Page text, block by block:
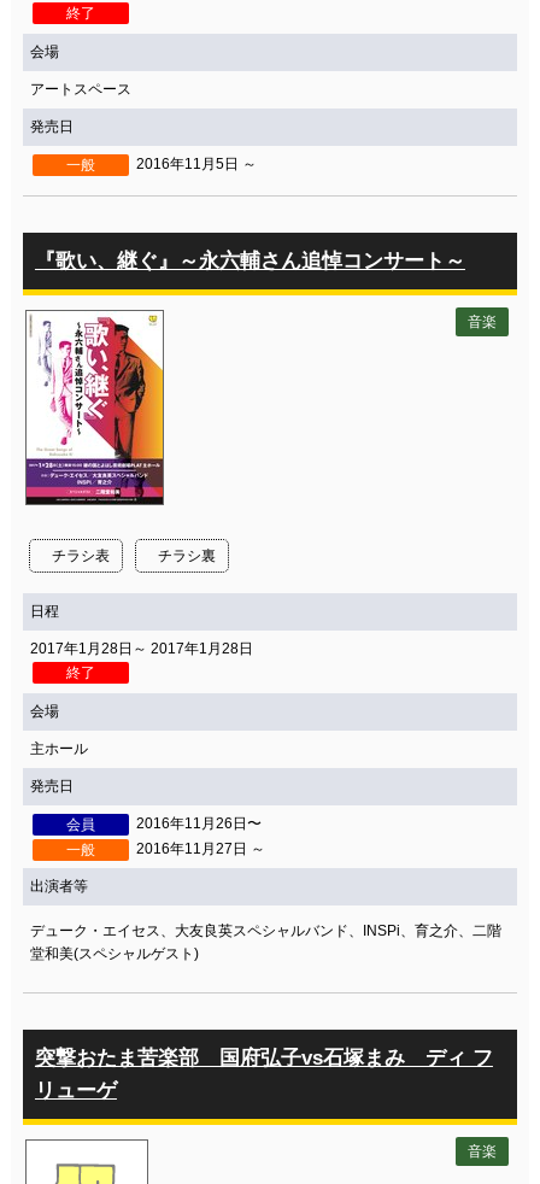
終了
会場
アートスペース
発売日
一般 2016年11月5日 ～
『歌い、継ぐ』～永六輔さん追悼コンサート～
チラシ表 チラシ裏
音楽
日程
2017年1月28日～ 2017年1月28日
終了
会場
主ホール
発売日
会員
2016年11月26日〜
一般
2016年11月27日 ～
出演者等
デューク・エイセス、大友良英スペシャルバンド、INSPi、育之介、二階
堂和美(スペシャルゲスト)
突撃おたま苦楽部 国府弘子vs石塚まみ ディ フ
リューゲ
音楽